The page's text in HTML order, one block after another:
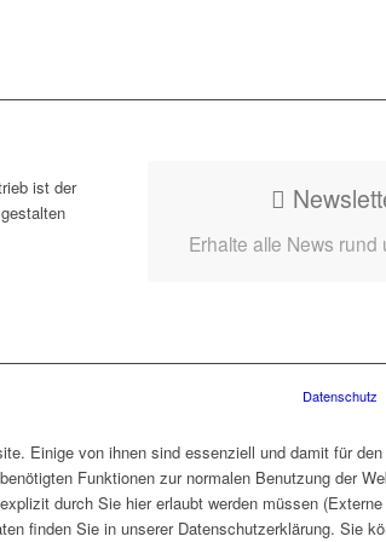
ist der
Erhalte alle News
Datenschutz
Einige von ihnen sind essenziell und damit für
Funktionen zur normalen Benutzung der
durch Sie hier erlaubt werden müssen
finden Sie in unserer Datenschutzerklärung. Sie